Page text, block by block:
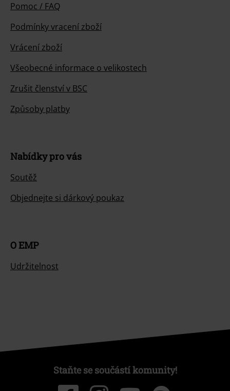
Pomoc / FAQ
Podmínky vracení zboží
Vrácení zboží
Všeobecné informace o velikostech
Zrušit členství v BSC
Způsoby platby
Nabídky pro vás
Soutěž
Objednejte si dárkový poukaz
O EMP
Udržitelnost
Staňte se součástí komunity!